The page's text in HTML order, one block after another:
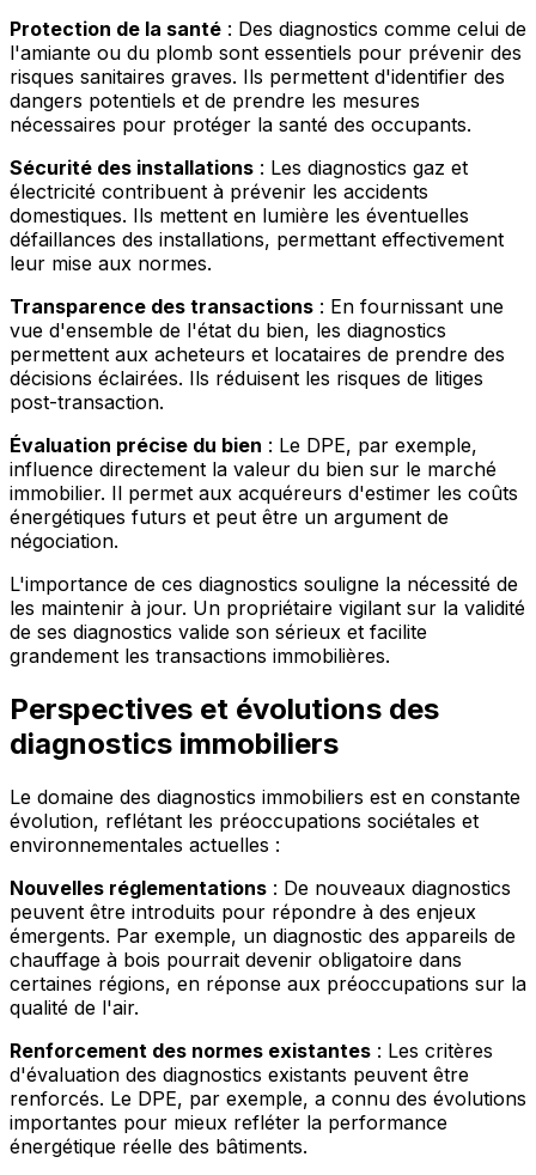
Protection de la santé : Des diagnostics comme celui de
l'amiante ou du plomb sont essentiels pour prévenir des
risques sanitaires graves. Ils permettent d'identifier des
dangers potentiels et de prendre les mesures
nécessaires pour protéger la santé des occupants.
Sécurité des installations : Les diagnostics gaz et
électricité contribuent à prévenir les accidents
domestiques. Ils mettent en lumière les éventuelles
défaillances des installations, permettant effectivement
leur mise aux normes.
Transparence des transactions : En fournissant une
vue d'ensemble de l'état du bien, les diagnostics
permettent aux acheteurs et locataires de prendre des
décisions éclairées. Ils réduisent les risques de litiges
post-transaction.
Évaluation précise du bien : Le DPE, par exemple,
influence directement la valeur du bien sur le marché
immobilier. Il permet aux acquéreurs d'estimer les coûts
énergétiques futurs et peut être un argument de
négociation.
L'importance de ces diagnostics souligne la nécessité de
les maintenir à jour. Un propriétaire vigilant sur la validité
de ses diagnostics valide son sérieux et facilite
grandement les transactions immobilières.
Perspectives et évolutions des
diagnostics immobiliers
Le domaine des diagnostics immobiliers est en constante
évolution, reflétant les préoccupations sociétales et
environnementales actuelles :
Nouvelles réglementations : De nouveaux diagnostics
peuvent être introduits pour répondre à des enjeux
émergents. Par exemple, un diagnostic des appareils de
chauffage à bois pourrait devenir obligatoire dans
certaines régions, en réponse aux préoccupations sur la
qualité de l'air.
Renforcement des normes existantes : Les critères
d'évaluation des diagnostics existants peuvent être
renforcés. Le DPE, par exemple, a connu des évolutions
importantes pour mieux refléter la performance
énergétique réelle des bâtiments.